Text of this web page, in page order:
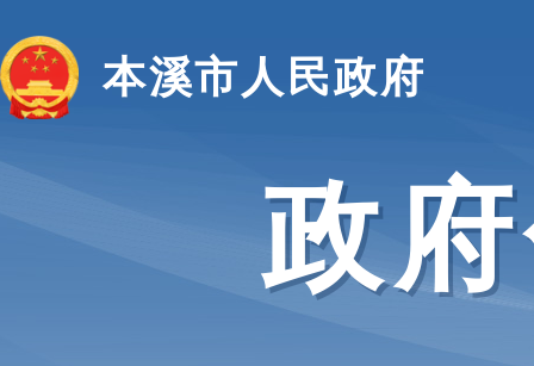
本溪市人民政府
政